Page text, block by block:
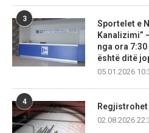
3
Sportelet e
Kanalizimi”
nga ora
është ditë
05.01.2026
4
02.08.2026